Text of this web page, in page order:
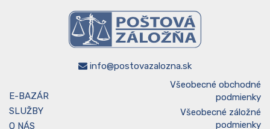
E-BAZÁR
SLUŽBY
O NÁS
info@postovazalozna.sk
Všeobecné obchodné
podmienky
Všeobecné záložné
podmienky